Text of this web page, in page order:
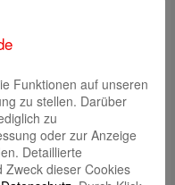
Funktionen auf unseren
zu stellen. Darüber
zu
oder zur Anzeige
Detaillierte
dieser Cookies